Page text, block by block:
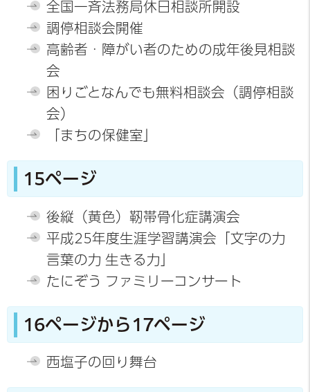
全国一斉法務局休日相談所開設
調停相談会開催
高齢者・障がい者のための成年後見相談
会
困りごとなんでも無料相談会（調停相談
会）
「まちの保健室」
15ページ
後縦（黄色）靭帯骨化症講演会
平成25年度生涯学習講演会「文字の力
言葉の力 生きる力」
たにぞう ファミリーコンサート
16ページから17ページ
西塩子の回り舞台